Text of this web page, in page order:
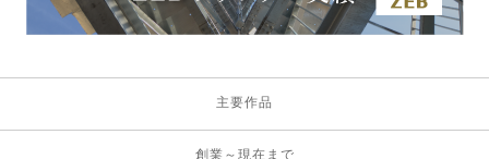
主要作品
創業～現在まで